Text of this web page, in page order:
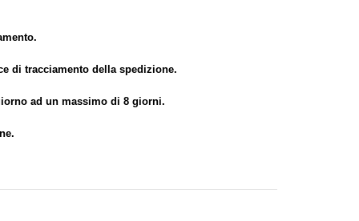
di tracciamento della spedizione.
ad un massimo di 8 giorni.